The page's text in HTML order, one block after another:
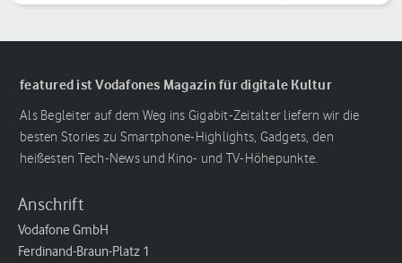
Reihenfolge
featured ist Vodafones Magazin für digitale Kultur
Als Begleiter auf dem Weg ins Gigabit-Zeitalter liefern wir die
besten Stories zu Smartphone-Highlights, Gadgets, den
heißesten Tech-News und Kino- und TV-Höhepunkte.
Anschrift
Vodafone GmbH
Ferdinand-Braun-Platz 1